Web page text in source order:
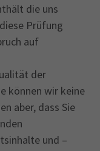
die uns
Prüfung
auf
der
können wir keine
aber, dass Sie
und –